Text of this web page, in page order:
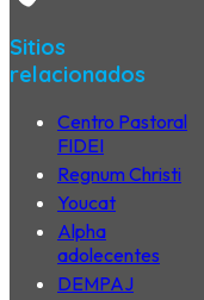
Sitios
relacionados
Centro Pastoral
FIDEI
Regnum Christi
Youcat
Alpha
adolecentes
DEMPAJ